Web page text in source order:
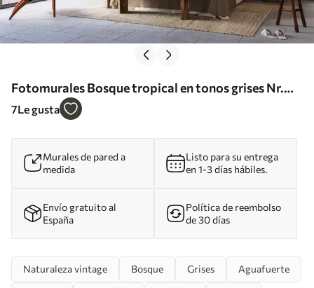
Fotomurales Bosque tropical en tonos grises Nr.
u97396
7Le gusta
Murales de pared a
medida
Listo para su entrega
en 1-3 días hábiles.
Envío gratuito al
España
Política de reembolso
de 30 días
Naturaleza vintage Bosque Grises Aguafuerte